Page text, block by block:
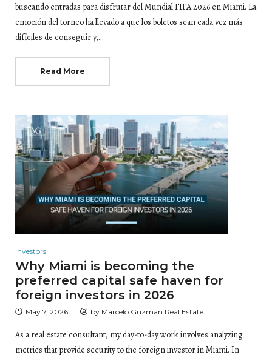
buscando entradas para disfrutar del Mundial FIFA 2026 en Miami. La
emoción del torneo ha llevado a que los boletos sean cada vez más
difíciles de conseguir y,…
Read More
Investors
Why Miami is becoming the
preferred capital safe haven for
foreign investors in 2026
May 7, 2026 by Marcelo Guzman Real Estate
As a real estate consultant, my day-to-day work involves analyzing
metrics that provide security to the foreign investor in Miami. In